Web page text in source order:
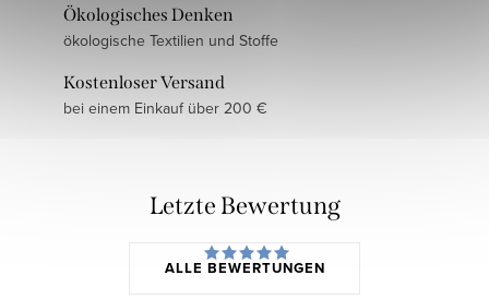
Ökologisches Denken
ökologische Textilien und Stoffe
Kostenloser Versand
bei einem Einkauf über 200 €
Letzte Bewertung
ALLE BEWERTUNGEN